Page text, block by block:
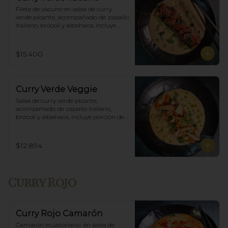
Filete de vacuno en salsa de curry
verde picante, acompañado de zapallo
italiano, brócoli y albahaca, incluye
$15.400
Curry Verde Veggie
Salsa de curry verde picante,
acompañado de zapallo italiano,
brócoli y albahaca, incluye porción de
$12.894
Curry Rojo
Curry Rojo Camarón
Camarón ecuatoriano  en salsa de